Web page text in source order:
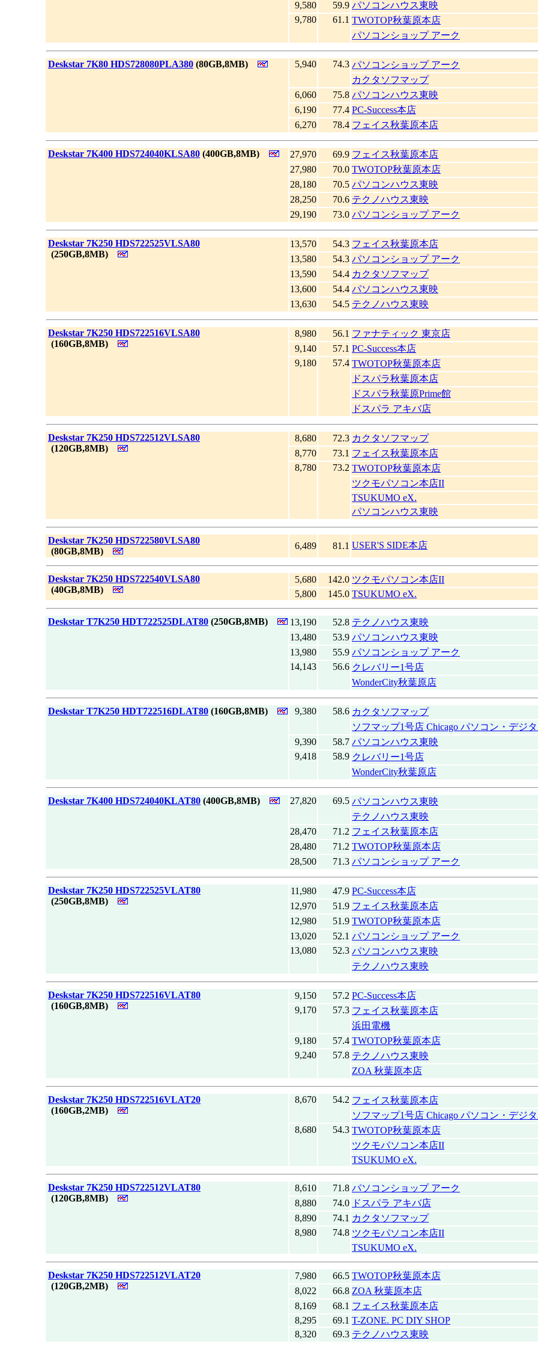
9,580 59.9 パソコンハウス東映
9,780
61.1 TWOTOP秋葉原本店
パソコンショップ アーク
Deskstar 7K80 HDS728080PLA380 (80GB,8MB) 5,940 74.3 パソコンショップ アーク
カクタソフマップ
6,060
75.8 パソコンハウス東映
6,190
77.4 PC-Success本店
6,270
78.4 フェイス秋葉原本店
Deskstar 7K400 HDS724040KLSA80 (400GB,8MB) 27,970 69.9 フェイス秋葉原本店
27,980
70.0 TWOTOP秋葉原本店
28,180
70.5 パソコンハウス東映
28,250
70.6 テクノハウス東映
29,190
73.0 パソコンショップ アーク
Deskstar 7K250 HDS722525VLSA80
(250GB,8MB)
13,570 54.3 フェイス秋葉原本店
13,580
54.3 パソコンショップ アーク
13,590
54.4 カクタソフマップ
13,600
54.4 パソコンハウス東映
13,630
54.5 テクノハウス東映
Deskstar 7K250 HDS722516VLSA80
(160GB,8MB)
8,980 56.1 ファナティック 東京店
9,140
57.1 PC-Success本店
9,180
57.4 TWOTOP秋葉原本店
ドスパラ秋葉原本店
ドスパラ秋葉原Prime館
ドスパラ アキバ店
Deskstar 7K250 HDS722512VLSA80
(120GB,8MB)
8,680 72.3 カクタソフマップ
8,770
73.1 フェイス秋葉原本店
8,780
73.2 TWOTOP秋葉原本店
ツクモパソコン本店II
TSUKUMO eX.
パソコンハウス東映
Deskstar 7K250 HDS722580VLSA80
(80GB,8MB)
6,489 81.1 USER'S SIDE本店
Deskstar 7K250 HDS722540VLSA80
(40GB,8MB)
5,680 142.0 ツクモパソコン本店II
5,800
145.0 TSUKUMO eX.
Deskstar T7K250 HDT722525DLAT80 (250GB,8MB) 13,190 52.8 テクノハウス東映
13,480
53.9 パソコンハウス東映
13,980
55.9 パソコンショップ アーク
14,143
56.6 クレバリー1号店
WonderCity秋葉原店
Deskstar T7K250 HDT722516DLAT80 (160GB,8MB) 9,380 58.6 カクタソフマップ
ソフマップ1号店 Chicago パソコン・デジ
9,390
58.7 パソコンハウス東映
9,418
58.9 クレバリー1号店
WonderCity秋葉原店
Deskstar 7K400 HDS724040KLAT80 (400GB,8MB) 27,820 69.5 パソコンハウス東映
テクノハウス東映
28,470
71.2 フェイス秋葉原本店
28,480
71.2 TWOTOP秋葉原本店
28,500
71.3 パソコンショップ アーク
Deskstar 7K250 HDS722525VLAT80
(250GB,8MB)
11,980 47.9 PC-Success本店
12,970
51.9 フェイス秋葉原本店
12,980
51.9 TWOTOP秋葉原本店
13,020
52.1 パソコンショップ アーク
13,080
52.3 パソコンハウス東映
テクノハウス東映
Deskstar 7K250 HDS722516VLAT80
(160GB,8MB)
9,150 57.2 PC-Success本店
9,170
57.3 フェイス秋葉原本店
浜田電機
9,180
57.4 TWOTOP秋葉原本店
9,240
57.8 テクノハウス東映
ZOA 秋葉原本店
Deskstar 7K250 HDS722516VLAT20
(160GB,2MB)
8,670 54.2 フェイス秋葉原本店
ソフマップ1号店 Chicago パソコン・デジ
8,680
54.3 TWOTOP秋葉原本店
ツクモパソコン本店II
TSUKUMO eX.
Deskstar 7K250 HDS722512VLAT80
(120GB,8MB)
8,610 71.8 パソコンショップ アーク
8,880
74.0 ドスパラ アキバ店
8,890
74.1 カクタソフマップ
8,980
74.8 ツクモパソコン本店II
TSUKUMO eX.
Deskstar 7K250 HDS722512VLAT20
(120GB,2MB)
7,980 66.5 TWOTOP秋葉原本店
8,022
66.8 ZOA 秋葉原本店
8,169
68.1 フェイス秋葉原本店
8,295
69.1 T-ZONE. PC DIY SHOP
8,320
69.3 テクノハウス東映